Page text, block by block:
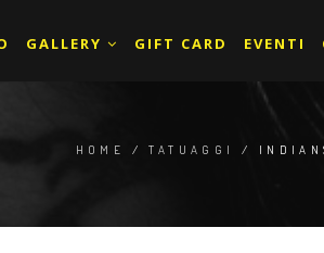
GALLERY GIFT CARD EVENTI
HOME /TATUAGGI
/